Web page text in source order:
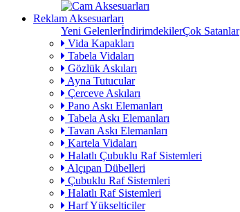
Reklam Aksesuarları
Yeni GelenlerİndirimdekilerÇok Satanlar
Vida Kapakları
Tabela Vidaları
Gözlük Askıları
Ayna Tutucular
Çerceve Askıları
Pano Askı Elemanları
Tabela Askı Elemanları
Tavan Askı Elemanları
Kartela Vidaları
Halatlı Çubuklu Raf Sistemleri
Alçıpan Dübelleri
Çubuklu Raf Sistemleri
Halatlı Raf Sistemleri
Harf Yükselticiler